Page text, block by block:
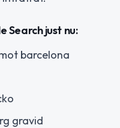
Search just nu:
barcelona
gravid